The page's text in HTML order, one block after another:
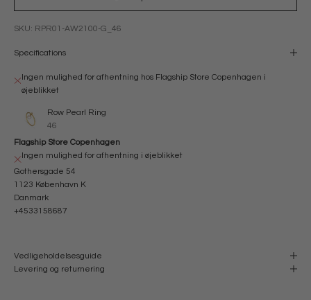
SKU: RPR01-AW2100-G_46
Specifications
Ingen mulighed for afhentning hos Flagship Store Copenhagen i
øjeblikket
Row Pearl Ring
46
Flagship Store Copenhagen
Ingen mulighed for afhentning i øjeblikket
Gothersgade 54
1123 København K
Danmark
+4533158687
Vedligeholdelsesguide
Levering og returnering